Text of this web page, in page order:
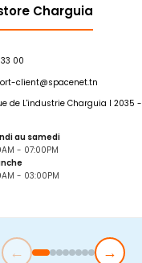
Charguia
00
client@spacenet.tn
de L'industrie Charguia I 2035 -
au samedi
- 07:00PM
- 03:00PM
← →